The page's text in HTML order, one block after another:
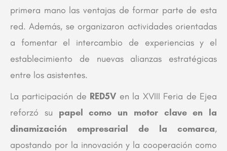
primera mano las ventajas de formar parte de esta
red. Además, se organizaron actividades orientadas
a fomentar el intercambio de experiencias y el
establecimiento de nuevas alianzas estratégicas
entre los asistentes.
La participación de RED5V en la XVIII Feria de Ejea
reforzó su papel como un motor clave en la
dinamización empresarial de la comarca,
apostando por la innovación y la cooperación como